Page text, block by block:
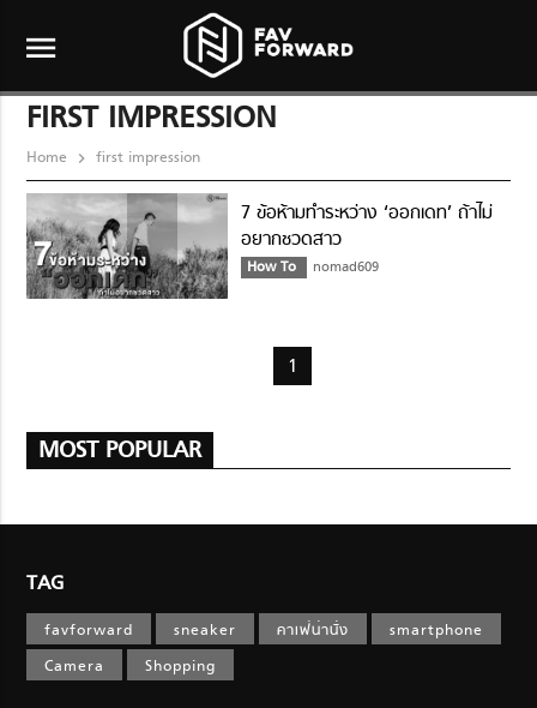
menu
FIRST IMPRESSION
Home first impression
7 ข้อห้ามทำระหว่าง ‘ออกเดท’ ถ้าไม่
อยากชวดสาว
How To nomad609
1
MOST POPULAR
TAG
favforward sneaker คาเฟ่น่านั่ง
smartphone
Camera
Shopping